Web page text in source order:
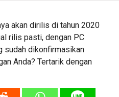
akan dirilis di tahun 2020
rilis pasti, dengan PC
sudah dikonfirmasikan
Anda? Tertarik dengan